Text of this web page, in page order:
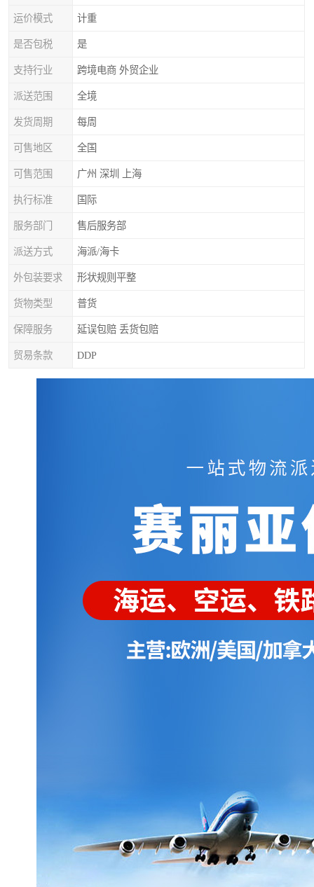
运价模式 计重
是否包税 是
支持行业 跨境电商 外贸企业
派送范围 全境
发货周期 每周
可售地区 全国
可售范围 广州 深圳 上海
执行标准 国际
服务部门 售后服务部
派送方式 海派/海卡
外包装要求 形状规则平整
货物类型 普货
保障服务 延误包赔 丢货包赔
贸易条款 DDP